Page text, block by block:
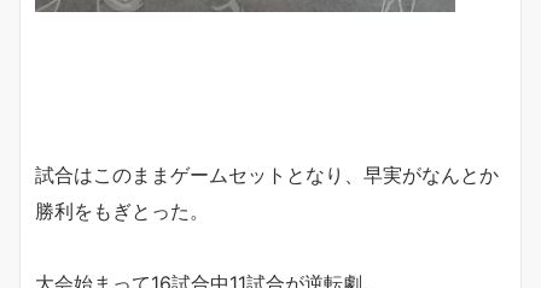
試合はこのままゲームセットとなり、早実がなんとか
勝利をもぎとった。